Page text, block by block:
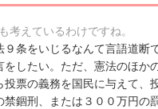
えているわけですね。
９条をいじるなんて言語道断
をしたい。ただ、憲法のほか
投票の義務を国民に与えて、
禁錮刑、または３００万円の